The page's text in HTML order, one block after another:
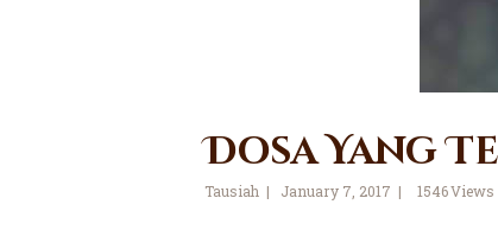
Dosa Yang
Tausiah January 7, 2017 1546Views